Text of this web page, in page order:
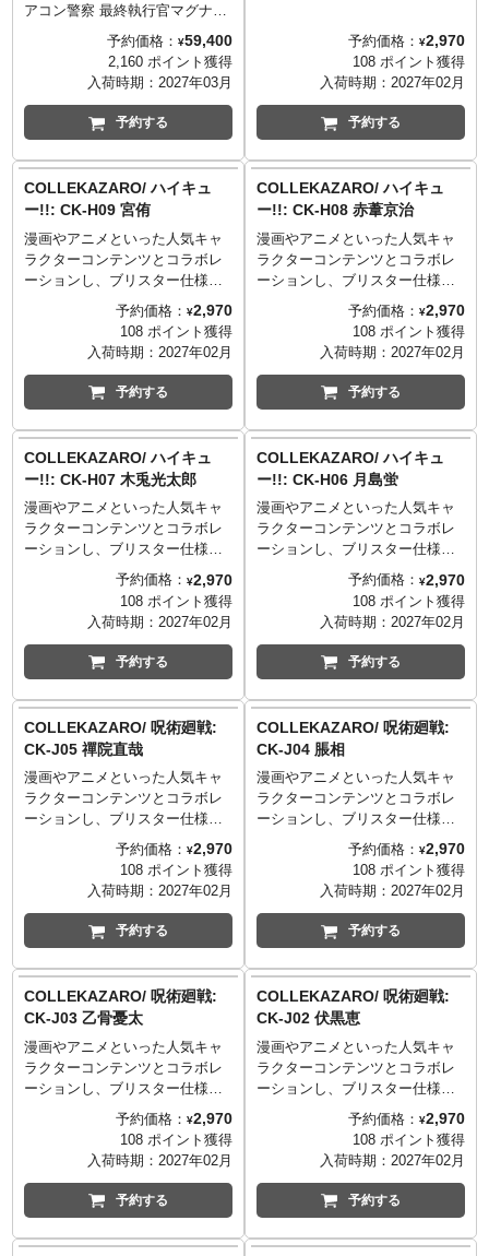
ANOTHER GENESISと
トイライズのコンセプトでもあ
る「ユーザーの想像力を刺激す
る独創的な遊び」に合わせてモ
ある荒牧伸志氏とタツノコプロ
協力の元、玩具用メカ設定を制
作。玩具の遊びを両立した「機
甲創世記モスピーダ ANOTHER
GENESIS」として商品を中心と
した物語を展開します。
アコン警察 最終執行官マグナレ
グルス登場。
「ジャッジバレット(ライオン
型)、ベクトライン(ジャガー
型)、ダークスキャン(イーグル
型)、ブロウガン(バッファロー
型)、トライロック(サイ型)」が
メカビーストモードからロボッ
行形態のマグナレグルスへ合
体。
惑星サイバトロンの首都アイア
コン・シティで治安維持に努め
る5人の警察部隊。 ジャッジバ
レットの戦術演算によって通常
戦力での事態解決が困難と判断
された場合、合体システム「レ
グルス・プロトコル」のロック
が解除され最終執行形態である
マグナレグルスへと合体する。
全身のマーキングとメカビース
務に従事していた際に採用され
た人類との絆と誇りの証であ
り、現在も受け継がれている。
緻密に練られた設計により直感
的な変形合体が可能です。
細部まで計算された彩色、機能
的に配置された金属パーツが重
量感と高級感を演出していま
す。 各部にアクションフィギュ
アとしての可動ギミックを内蔵
しており、ダイナミックでフレ
キシブルなポージングが可能で
スターが付属。合体形態の武装
として大型銃マグナムキャノ
ン、大剣ジャッジメントソー
ド、グレートソードが付属しま
す。 全ての付属品を全形態で余
剰無く取り付けでき、本体各部
にあるハードポイントに武器を
付け替えれば自分だけのオリジ
ナル武装形態を作ることも可能
※国内：タカラトミーモール含
む「T-SPARK ZONE」流通限定
予約価格： ¥59,400
2,160 ポイント獲得
入荷時期： 2027年03月
予約する
氏による高校バレーボールを題
材にした漫画をアニメ化したア
ニメ『ハイキュー!!』とのコラボ
レーションアイテムが登場。こ
ちらは、｢高校バレー界最強ツイ
高校2年「宮治」。
予約価格： ¥2,970
108 ポイント獲得
入荷時期： 2027年02月
予約する
COLLEKAZARO/ ハイキュ
ー!!: CK-H09 宮侑
漫画やアニメといった人気キャ
ラクターコンテンツとコラボレ
ーションし、ブリスター仕様の
パッケージに入った3.75インチ
フィギュアシリーズ
「COLLEKAZARO」。古舘春一
氏による高校バレーボールを題
材にした漫画をアニメ化したア
ニメ『ハイキュー!!』とのコラボ
とも言われる稲荷崎高校2年「宮
侑」。
予約価格： ¥2,970
108 ポイント獲得
入荷時期： 2027年02月
予約する
COLLEKAZARO/ ハイキュ
ー!!: CK-H08 赤葦京治
漫画やアニメといった人気キャ
ラクターコンテンツとコラボレ
ーションし、ブリスター仕様の
パッケージに入った3.75インチ
フィギュアシリーズ
「COLLEKAZARO」。古舘春一
氏による高校バレーボールを題
材にした漫画をアニメ化したア
ニメ『ハイキュー!!』とのコラボ
ら副主将を務めるセッター「赤
葦京治」。
予約価格： ¥2,970
108 ポイント獲得
入荷時期： 2027年02月
予約する
COLLEKAZARO/ ハイキュ
ー!!: CK-H07 木兎光太郎
漫画やアニメといった人気キャ
ラクターコンテンツとコラボレ
ーションし、ブリスター仕様の
パッケージに入った3.75インチ
フィギュアシリーズ
「COLLEKAZARO」。古舘春一
氏による高校バレーボールを題
材にした漫画をアニメ化したア
ニメ『ハイキュー!!』とのコラボ
スであり、全国トップクラスの
実力を誇るウイングスパイカー
「木兎光太郎」。
予約価格： ¥2,970
108 ポイント獲得
入荷時期： 2027年02月
予約する
COLLEKAZARO/ ハイキュ
ー!!: CK-H06 月島蛍
漫画やアニメといった人気キャ
ラクターコンテンツとコラボレ
ーションし、ブリスター仕様の
パッケージに入った3.75インチ
フィギュアシリーズ
「COLLEKAZARO」。古舘春一
氏による高校バレーボールを題
材にした漫画をアニメ化したア
ニメ『ハイキュー!!』とのコラボ
鏡が特徴の烏野高校1年のミドル
ブロッカー「月島蛍」。
予約価格： ¥2,970
108 ポイント獲得
入荷時期： 2027年02月
予約する
COLLEKAZARO/ 呪術廻戦:
CK-J05 禪院直哉
漫画やアニメといった人気キャ
ラクターコンテンツとコラボレ
ーションし、ブリスター仕様の
パッケージに入った3.75インチ
フィギュアシリーズ
「COLLEKAZARO」。芥見下々
氏による呪術師の戦いを描いた
ダークファンタジー・バトル漫
画をアニメ化したアニメ『呪術
廻戦』とのコラボレーションア
イテムが登場。こちらは、禪院
家の精鋭によって構成される
「炳」の筆頭である特別1級呪術
師「禪院直哉」。
予約価格： ¥2,970
108 ポイント獲得
入荷時期： 2027年02月
予約する
COLLEKAZARO/ 呪術廻戦:
CK-J04 脹相
漫画やアニメといった人気キャ
ラクターコンテンツとコラボレ
ーションし、ブリスター仕様の
パッケージに入った3.75インチ
フィギュアシリーズ
「COLLEKAZARO」。芥見下々
氏による呪術師の戦いを描いた
ダークファンタジー・バトル漫
画をアニメ化したアニメ『呪術
廻戦』とのコラボレーションア
イテムが登場。こちらは、呪力
を血液に変換できる、特級呪物
「呪胎九相図」の一番「脹
相」。
予約価格： ¥2,970
108 ポイント獲得
入荷時期： 2027年02月
予約する
COLLEKAZARO/ 呪術廻戦:
CK-J03 乙骨憂太
漫画やアニメといった人気キャ
ラクターコンテンツとコラボレ
ーションし、ブリスター仕様の
パッケージに入った3.75インチ
フィギュアシリーズ
「COLLEKAZARO」。芥見下々
氏による呪術師の戦いを描いた
ダークファンタジー・バトル漫
画をアニメ化したアニメ『呪術
予約価格： ¥2,970
108 ポイント獲得
入荷時期： 2027年02月
予約する
COLLEKAZARO/ 呪術廻戦:
CK-J02 伏黒恵
漫画やアニメといった人気キャ
ラクターコンテンツとコラボレ
ーションし、ブリスター仕様の
パッケージに入った3.75インチ
フィギュアシリーズ
「COLLEKAZARO」。芥見下々
氏による呪術師の戦いを描いた
ダークファンタジー・バトル漫
画をアニメ化したアニメ『呪術
予約価格： ¥2,970
108 ポイント獲得
入荷時期： 2027年02月
予約する